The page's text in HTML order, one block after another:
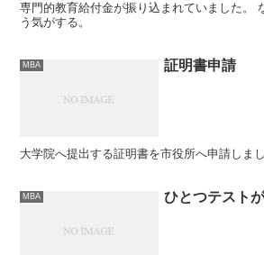
専門的教育給付金が振り込まれていました。
う気がする。
MBA 証明書申請
大学院へ提出する証明書を市役所へ申請しまし
MBA ひとつテスト